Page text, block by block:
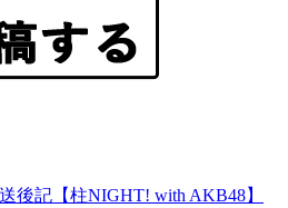
後記【柱NIGHT! with AKB48】